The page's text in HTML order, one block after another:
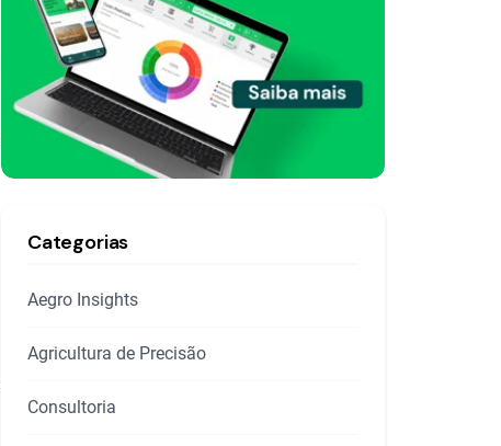
Categorias
Aegro Insights
Agricultura de Precisão
Consultoria